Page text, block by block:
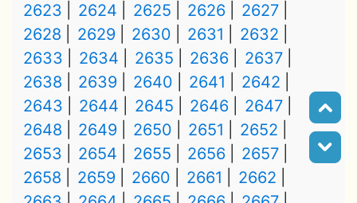
2623
2624 2625 2626
2627
2628
2629 2630 2631
2632
2633
2634 2635 2636
2637
2638
2639 2640 2641
2642
2643
2644 2645 2646
2647
2648
2649 2650 2651
2652
2653
2654 2655 2656
2657
2658
2659 2660 2661
2662